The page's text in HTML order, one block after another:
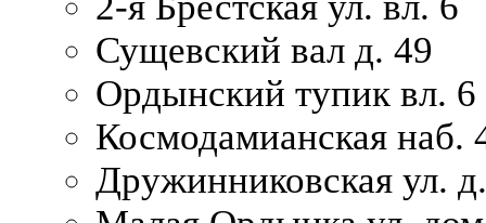
Сущевский вал д. 49
Ордынский тупик вл. 6
Космодамианская наб.
Дружинниковская ул.